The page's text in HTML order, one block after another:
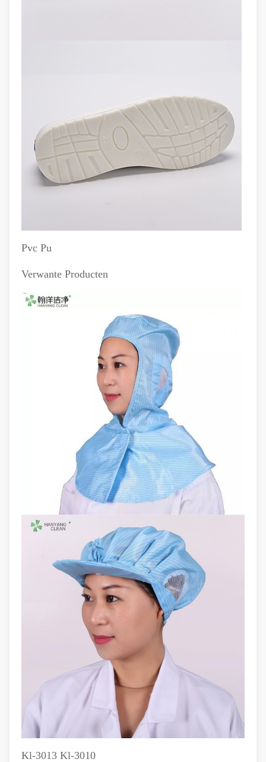
Pvc Pu
Verwante Producten
Kl-3013 Kl-3010